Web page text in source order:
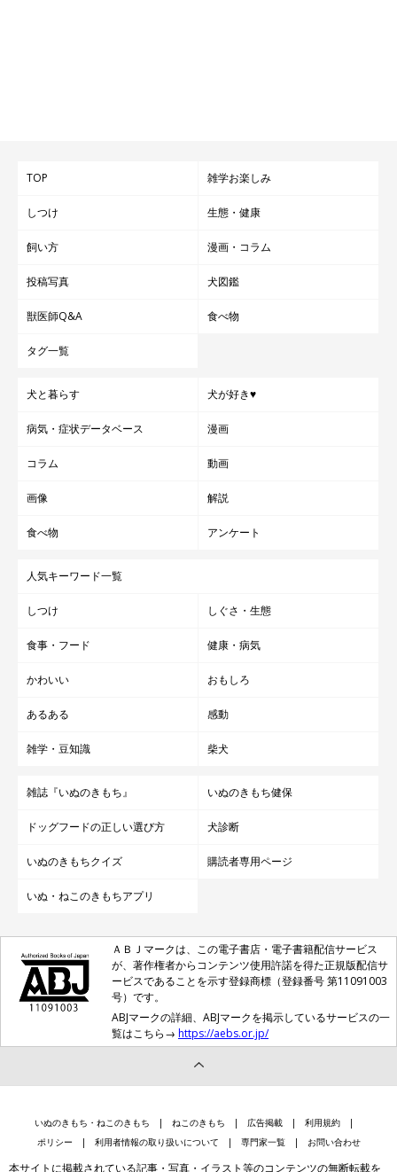
TOP 雑学お楽しみ
しつけ 生態・健康
飼い方 漫画・コラム
投稿写真 犬図鑑
獣医師Q&A 食べ物
タグ一覧
犬と暮らす 犬が好き♥
病気・症状データベース 漫画
コラム 動画
画像 解説
食べ物 アンケート
人気キーワード一覧
しつけ しぐさ・生態
食事・フード 健康・病気
かわいい おもしろ
あるある 感動
雑学・豆知識 柴犬
雑誌『いぬのきもち』 いぬのきもち健保
ドッグフードの正しい選び方 犬診断
いぬのきもちクイズ 購読者専用ページ
いぬ・ねこのきもちアプリ
ＡＢＪマークは、この電子書店・電子書籍配信サービス
が、著作権者からコンテンツ使用許諾を得た正規版配信サ
ービスであることを示す登録商標（登録番号 第11091003
号）です。
ABJマークの詳細、ABJマークを掲示しているサービスの一
覧はこちら→ https://aebs.or.jp/
いぬのきもち・ねこのきもち ねこのきもち 広告掲載
利用規約
ポリシー
利用者情報の取り扱いについて 専門家一覧 お問い合わせ
本サイトに掲載されている記事・写真・イラスト等のコンテンツの無断転載を